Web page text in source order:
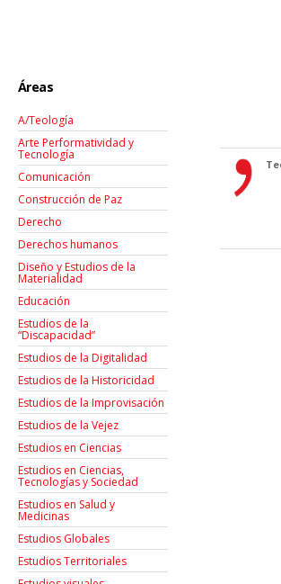
Áreas
A/Teología
Arte Performatividad y
Tecnología
Comunicación
Construcción de Paz
Derecho
Derechos humanos
Diseño y Estudios de la
Materialidad
Educación
Estudios de la
“Discapacidad”
Estudios de la Digitalidad
Estudios de la Historicidad
Estudios de la Improvisación
Estudios de la Vejez
Estudios en Ciencias
Estudios en Ciencias,
Tecnologías y Sociedad
Estudios en Salud y
Medicinas
Estudios Globales
Estudios Territoriales